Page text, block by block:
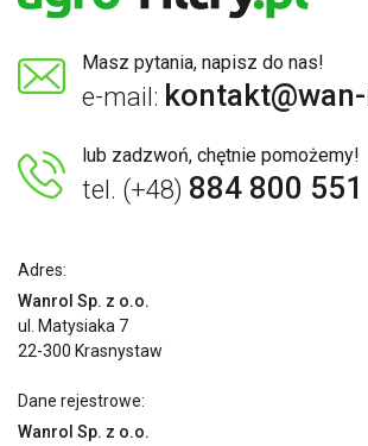
Masz pytania, napisz do nas!
e-mail:
lub zadzwoń, chętnie pomożemy!
tel. (+48) 884 800 551
Adres:
Wanrol Sp. z o.o.
ul. Matysiaka 7
22-300 Krasnystaw
Dane rejestrowe:
Wanrol Sp. z o.o.